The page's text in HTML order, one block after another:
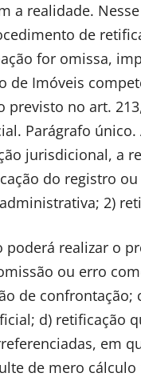
realidade.
de
for omissa,
de Imóveis
no art.
Parágrafo
jurisdicional, a
do registro
2)
poderá realizar o
ou erro
de confrontação;
d) retificação
em
de mero